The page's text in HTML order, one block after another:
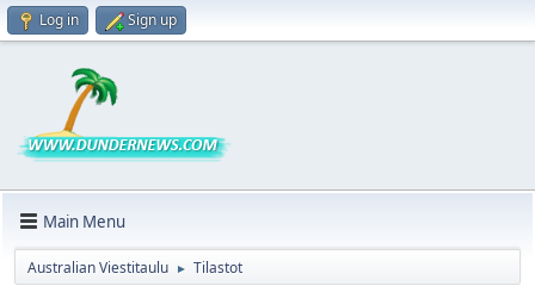
Log in Sign up
Main Menu
Australian Viestitaulu ► Tilastot